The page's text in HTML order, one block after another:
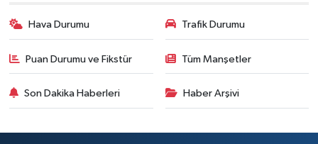
Hava Durumu Trafik Durumu
Puan Durumu ve Fikstür Tüm Manşetler
Son Dakika Haberleri Haber Arşivi